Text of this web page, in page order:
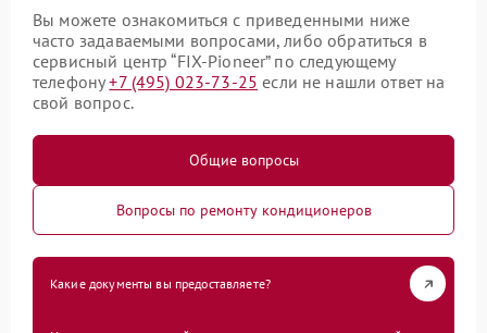
Вы можете ознакомиться с приведенными ниже
часто задаваемыми вопросами, либо обратиться в
сервисный центр “FIX-Pioneer” по следующему
телефону+7 (495) 023-73-25 если не нашли ответ на
свой вопрос.
Общие вопросы
Вопросы по ремонту кондиционеров
Какие документы вы предоставляете?